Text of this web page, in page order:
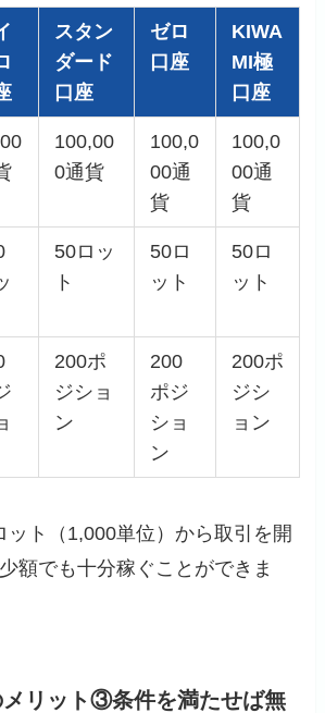
スタン
ダード
口座
ゼロ
口座
KIWA
MI極
口座
100,00
0通貨
100,0
00通
貨
100,0
00通
貨
50ロッ
ト
50ロ
ット
50ロ
ット
200ポ
ジショ
ン
200
ポジ
ショ
ン
200ポ
ジシ
ョン
ット（1,000単位）から取引を開
額でも十分稼ぐことができま
リット③条件を満たせば無